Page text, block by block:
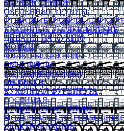
БАРНЫЕ СТУЛЬЯ
ОБЕДЕННЫЕ ГРУППЫ
СТЕНОВЫЕ ПАНЕЛИ ДЛЯ
КУХОННЫЕ УГОЛКИ МЯГКИЕ
ДИВАНЫ НА КУХНЮ
МОЙКИ
ФИЛЬТРЫ ДЛЯ ВОДЫ
СМЕСИТЕЛИ
БЫТОВАЯ ТЕХНИКА
ВЫТЯЖКИ
КУХОННАЯ ФУРНИТУРА
ГОСТИНАЯ
СТЕНКИ В ГОСТИНУЮ
МОДУЛЬНЫЕ СИСТЕМЫ ДЛЯ
ЭЛЕКТРОКАМИНЫ